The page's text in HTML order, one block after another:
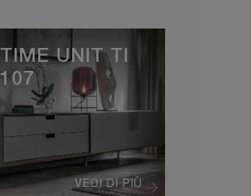
VEDI DI PIÙ
TIME UNIT TI
107